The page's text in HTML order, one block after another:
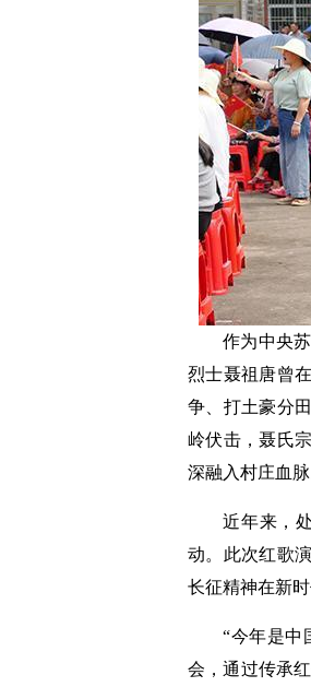
作为中央
烈士聂祖唐曾
争、打土豪分
岭伏击，聂氏
深融入村庄血脉
近年来，
动。此次红歌
长征精神在新
“今年是中
会，通过传承